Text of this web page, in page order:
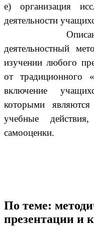
е) организация
деятельности
Описанная
деятельностный
изучении любого
от традиционного
включение
которыми являются
учебные
самооценки.
По теме:
презентации и